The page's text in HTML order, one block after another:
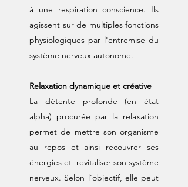
à une respiration conscience. Ils
agissent sur de multiples fonctions
physiologiques par l'entremise du
système nerveux autonome.​​
Relaxation dynamique et créative​
La détente profonde (en état
alpha) procurée par la relaxation
permet de mettre son organisme
au repos et ainsi recouvrer ses
énergies et revitaliser son système
nerveux. Selon l'objectif, elle peut